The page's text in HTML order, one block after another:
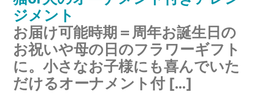
ジメント
お届け可能時期＝周年お誕生日の
お祝いや母の日のフラワーギフト
に。小さなお子様にも喜んでいた
だけるオーナメント付 […]